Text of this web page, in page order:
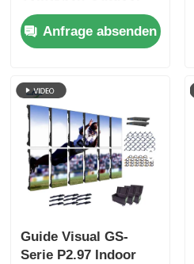
LED-Video-Wand-
Kollisionsschutzschrank
5000cd
Anfrage absenden
Guide Visual GS-
Serie P2.97 Indoor